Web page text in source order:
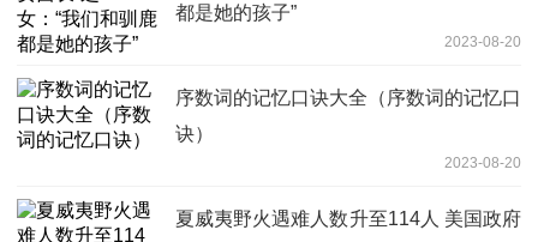
都是她的孩子”
2023-08-20
序数词的记忆口诀大全（序数词的记忆口
诀）
2023-08-20
夏威夷野火遇难人数升至114人 美国政府